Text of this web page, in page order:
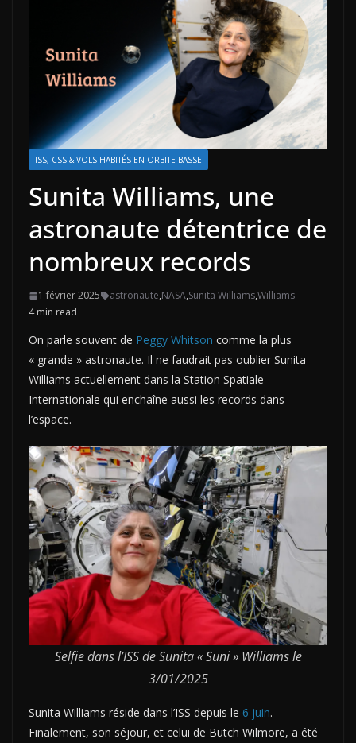
ISS, CSS & VOLS HABITÉS EN ORBITE BASSE
Sunita Williams, une
astronaute détentrice de
nombreux records
1 février 2025 astronaute,NASA,Sunita Williams,Williams
4 min read
On parle souvent de Peggy Whitson comme la plus
« grande » astronaute. Il ne faudrait pas oublier Sunita
Williams actuellement dans la Station Spatiale
Internationale qui enchaîne aussi les records dans
l’espace.
Selfie dans l’ISS de Sunita « Suni » Williams le
3/01/2025
Sunita Williams réside dans l’ISS depuis le 6 juin.
Finalement, son séjour, et celui de Butch Wilmore, a été